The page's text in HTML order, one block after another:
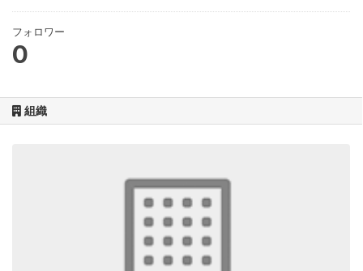
フォロワー
0
組織